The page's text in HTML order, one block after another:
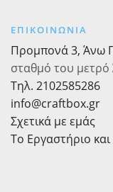
τεμ
ποσότητα
ΕΠΙΚΟΙΝΩΝΙΑ
Προμπονά 3, Άνω
σταθμό του
Τηλ. 2102585286
info@craftbox.gr
Σχετικά με εμάς
Το Εργαστήριο